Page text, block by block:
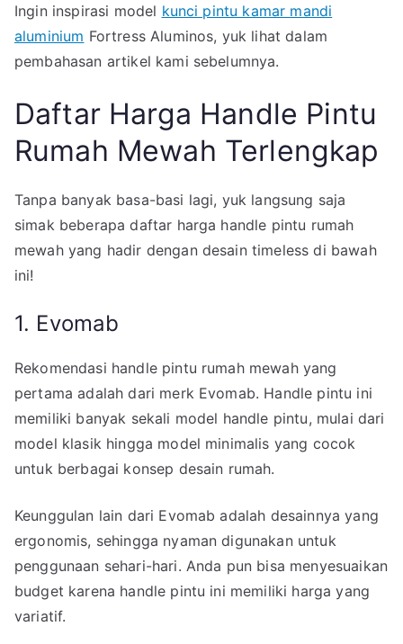
Ingin inspirasi model kunci pintu kamar mandi
aluminium Fortress Aluminos, yuk lihat dalam
pembahasan artikel kami sebelumnya.
Daftar Harga Handle Pintu
Rumah Mewah Terlengkap
Tanpa banyak basa-basi lagi, yuk langsung saja
simak beberapa daftar harga handle pintu rumah
mewah yang hadir dengan desain timeless di bawah
ini!
1. Evomab
Rekomendasi handle pintu rumah mewah yang
pertama adalah dari merk Evomab. Handle pintu ini
memiliki banyak sekali model handle pintu, mulai dari
model klasik hingga model minimalis yang cocok
untuk berbagai konsep desain rumah.
Keunggulan lain dari Evomab adalah desainnya yang
ergonomis, sehingga nyaman digunakan untuk
penggunaan sehari-hari. Anda pun bisa menyesuaikan
budget karena handle pintu ini memiliki harga yang
variatif.